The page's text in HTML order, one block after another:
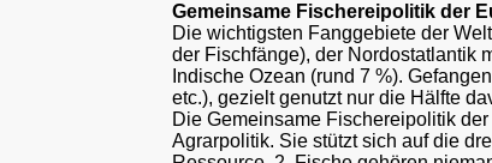
Gemeinsame Fischereipolitik der
Die wichtigsten Fanggebiete der
der Fischfänge), der Nordostatlantik
Indische Ozean (rund 7 %).
etc.), gezielt genutzt nur die Hälfte
Die Gemeinsame Fischereipolitik
Agrarpolitik. Sie stützt sich auf die